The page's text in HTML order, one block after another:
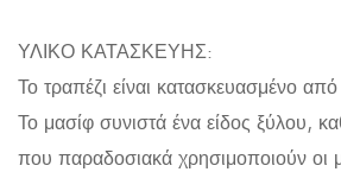
ΥΛΙΚΟ ΚΑΤΑΣΚΕΥΗΣ:
Το τραπέζι είναι κατασκευασμένο
Το μασίφ συνιστά ένα είδος ξύλου,
που παραδοσιακά χρησιμοποιούν οι